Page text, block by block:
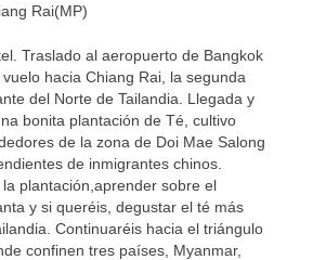
Rai(MP)
Traslado al aeropuerto de Bangkok
hacia Chiang Rai, la segunda
del Norte de Tailandia. Llegada y
bonita plantación de Té, cultivo
de la zona de Doi Mae Salong
de inmigrantes chinos.
plantación,aprender sobre el
y si queréis, degustar el té más
Continuaréis hacia el triángulo
confinen tres países, Myanmar,